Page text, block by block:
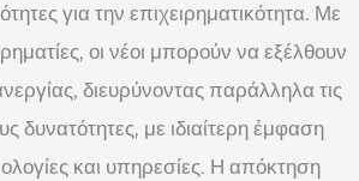
για την επιχειρηματικότητα. Με
οι νέοι μπορούν να εξέλθουν
διευρύνοντας παράλληλα τις
δυνατότητες, με ιδιαίτερη έμφαση
και υπηρεσίες. Η απόκτηση